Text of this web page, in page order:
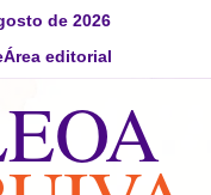
de 2026
Área editorial